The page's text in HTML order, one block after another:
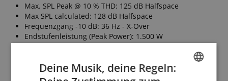
Max. SPL Peak @ 10 % THD: 125 dB Halfspace
Max SPL calculated: 128 dB Halfspace
Frequenzgang -10 dB: 36 Hz - X-Over
Endstufenleistung (Peak Power): 1.500 W
Basslautsprecher: 1x 15", 3" Schwingspule
Audio-Eingänge: 2x XLR/Klinke-Kombi symm.
Audio-Ausgänge: 2x XLR Thru Out symm.
Deine Musik, deine Regeln: